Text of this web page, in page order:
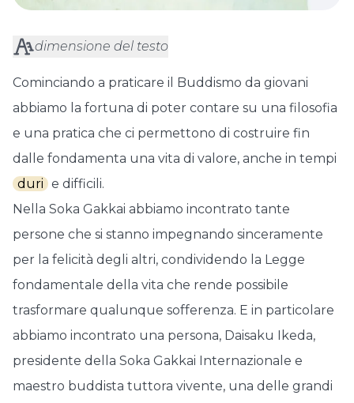
dimensione del testo
Cominciando a praticare il Buddismo da giovani
abbiamo la fortuna di poter contare su una filosofia
e una pratica che ci permettono di costruire fin
dalle fondamenta una vita di valore, anche in tempi
duri e difficili.
Nella Soka Gakkai abbiamo incontrato tante
persone che si stanno impegnando sinceramente
per la felicità degli altri, condividendo la Legge
fondamentale della vita che rende possibile
trasformare qualunque sofferenza. E in particolare
abbiamo incontrato una persona, Daisaku Ikeda,
presidente della Soka Gakkai Internazionale e
maestro buddista tuttora vivente, una delle grandi